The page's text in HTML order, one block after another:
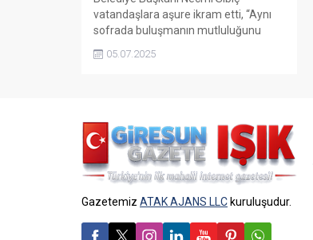
vatandaşlara aşure ikram etti, “Aynı
sofrada buluşmanın mutluluğunu
05.07.2025
Gazetemiz ATAK AJANS LLC kuruluşudur.